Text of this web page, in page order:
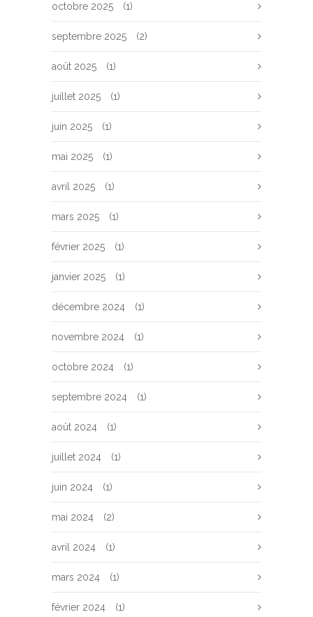
octobre 2025 (1)
septembre 2025 (2)
août 2025 (1)
juillet 2025 (1)
juin 2025 (1)
mai 2025 (1)
avril 2025 (1)
mars 2025 (1)
février 2025 (1)
janvier 2025 (1)
décembre 2024 (1)
novembre 2024 (1)
octobre 2024 (1)
septembre 2024 (1)
août 2024 (1)
juillet 2024 (1)
juin 2024 (1)
mai 2024 (2)
avril 2024 (1)
mars 2024 (1)
février 2024 (1)